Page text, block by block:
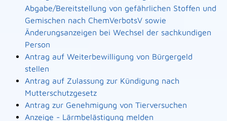
Abgabe/Bereitstellung von gefährlichen Stoffen und
Gemischen nach ChemVerbotsV sowie
Änderungsanzeigen bei Wechsel der sachkundigen
Person
Antrag auf Weiterbewilligung von Bürgergeld
stellen
Antrag auf Zulassung zur Kündigung nach
Mutterschutzgesetz
Antrag zur Genehmigung von Tierversuchen
Anzeige - Lärmbelästigung melden